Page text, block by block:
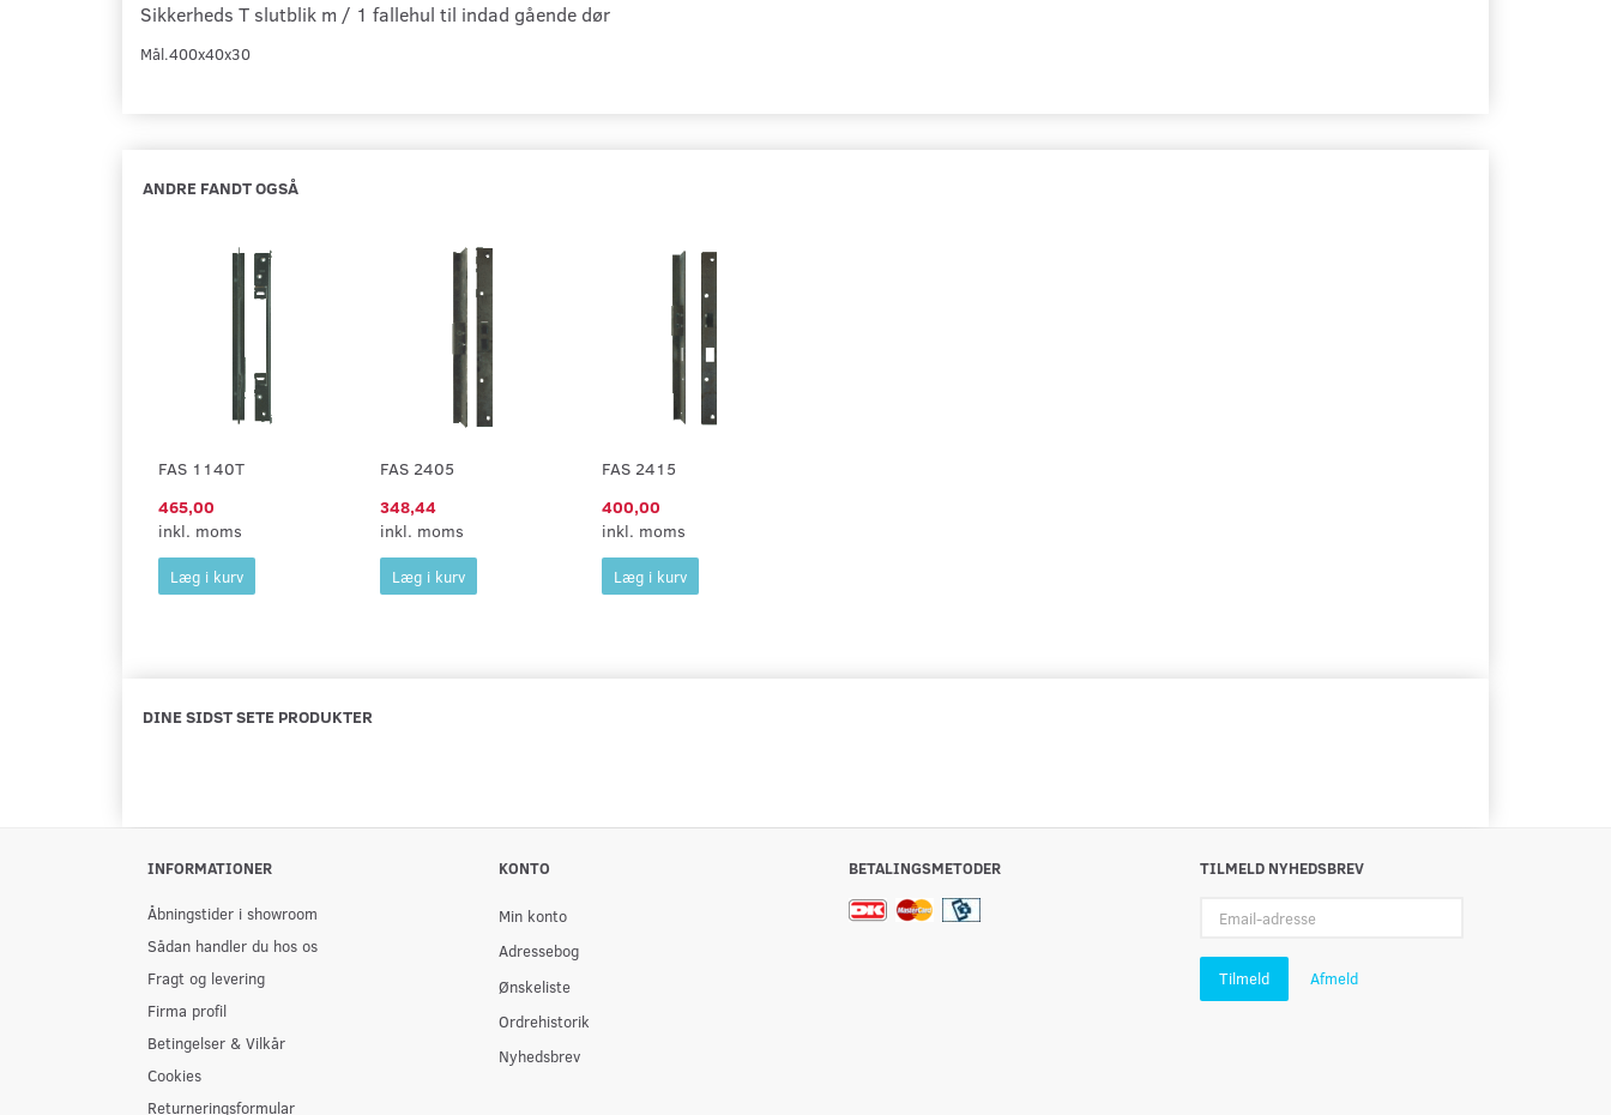
Sikkerheds T slutblik m / 1 fallehul til indad gående dør
Mål.400x40x30
ANDRE FANDT OGSÅ
FAS 1140T
465,00
inkl. moms
Læg i kurv
FAS 2405
348,44
inkl. moms
Læg i kurv
FAS 2415
400,00
inkl. moms
Læg i kurv
DINE SIDST SETE PRODUKTER
INFORMATIONER
Åbningstider i showroom
Sådan handler du hos os
Fragt og levering
Firma profil
Betingelser & Vilkår
Cookies
Returneringsformular
KONTO
Min konto
Adressebog
Ønskeliste
Ordrehistorik
Nyhedsbrev
BETALINGSMETODER
TILMELD NYHEDSBREV
adresse
Tilmeld Afmeld